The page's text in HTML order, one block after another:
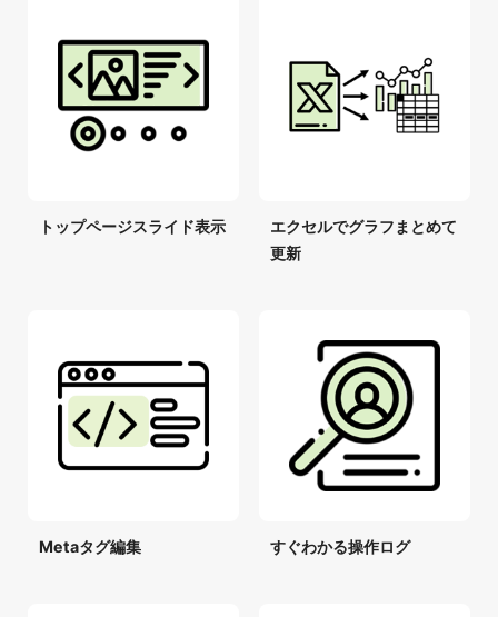
トップページスライド表示
エクセルでグラフまとめて
更新
Metaタグ編集 すぐわかる操作ログ